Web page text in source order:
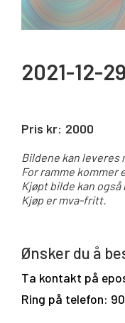
2021-12-29
Pris kr: 2000
Bildene kan leveres
For ramme kommer
Kjøpt bilde kan
Kjøp er mva-fritt.
Ønsker du å
Ta kontakt på
Ring på telefon: